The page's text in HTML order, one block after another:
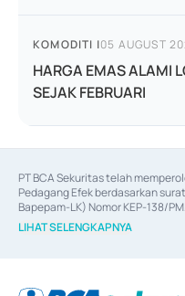
KOMODITI |05 AUGUST
HARGA EMAS ALAMI
SEJAK FEBRUARI
PT BCA Sekuritas telah
Pedagang Efek berdasarkan
Bapepam-LK) Nomor KEP-138/
06/D.04/2014 tanggal 28 Februari
Efek berdasarkan surat
LIHAT SELENGKAPNYA